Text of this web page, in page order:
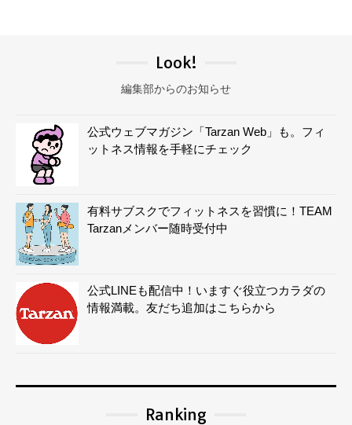
Look!
編集部からのお知らせ
公式ウェブマガジン「Tarzan Web」も。フィ
ットネス情報を手軽にチェック
有料サブスクでフィットネスを習慣に！TEAM
Tarzanメンバー随時受付中
公式LINEも配信中！いますぐ役立つカラダの
情報満載。友だち追加はこちらから
Ranking